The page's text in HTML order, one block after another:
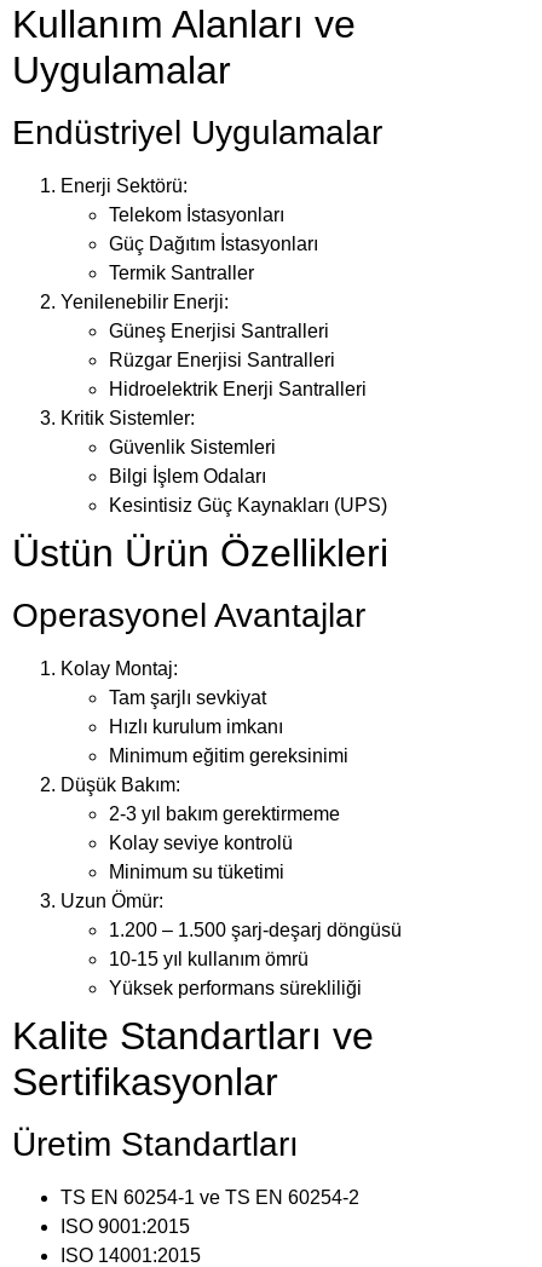
Kullanım Alanları ve
Uygulamalar
Endüstriyel Uygulamalar
Enerji Sektörü:
Telekom İstasyonları
Güç Dağıtım İstasyonları
Termik Santraller
Yenilenebilir Enerji:
Güneş Enerjisi Santralleri
Rüzgar Enerjisi Santralleri
Hidroelektrik Enerji Santralleri
Kritik Sistemler:
Güvenlik Sistemleri
Bilgi İşlem Odaları
Kesintisiz Güç Kaynakları (UPS)
Üstün Ürün Özellikleri
Operasyonel Avantajlar
Kolay Montaj:
Tam şarjlı sevkiyat
Hızlı kurulum imkanı
Minimum eğitim gereksinimi
Düşük Bakım:
2-3 yıl bakım gerektirmeme
Kolay seviye kontrolü
Minimum su tüketimi
Uzun Ömür:
1.200 – 1.500 şarj-deşarj döngüsü
10-15 yıl kullanım ömrü
Yüksek performans sürekliliği
Kalite Standartları ve
Sertifikasyonlar
Üretim Standartları
TS EN 60254-1 ve TS EN 60254-2
ISO 9001:2015
ISO 14001:2015